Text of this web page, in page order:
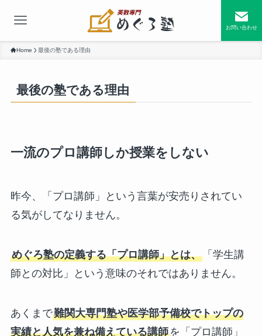
お問い合わせ
Home 最後の塾である理由
最後の塾である理由
一流のプロ講師しか授業をしない
昨今、「プロ講師」という言葉が安売りされてい
る気がしてなりません。
めぐろ塾の定義する「プロ講師」とは、「学生講
師との対比」という意味のそれではありません。
あくまで難関大専門塾や医学部予備校でトップの
実績と人気を兼ね備えている講師を「プロ講師」